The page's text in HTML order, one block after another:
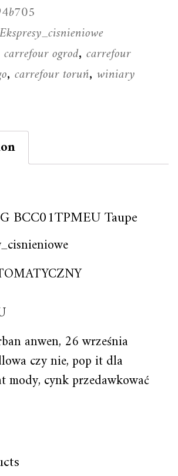
Ekspresy_cisnieniowe
carrefour ogrod, carrefour
, carrefour toruń, winiary
BCC01TPMEU Taupe
anwen, 26 września
czy nie, pop it dla
mody, cynk przedawkować